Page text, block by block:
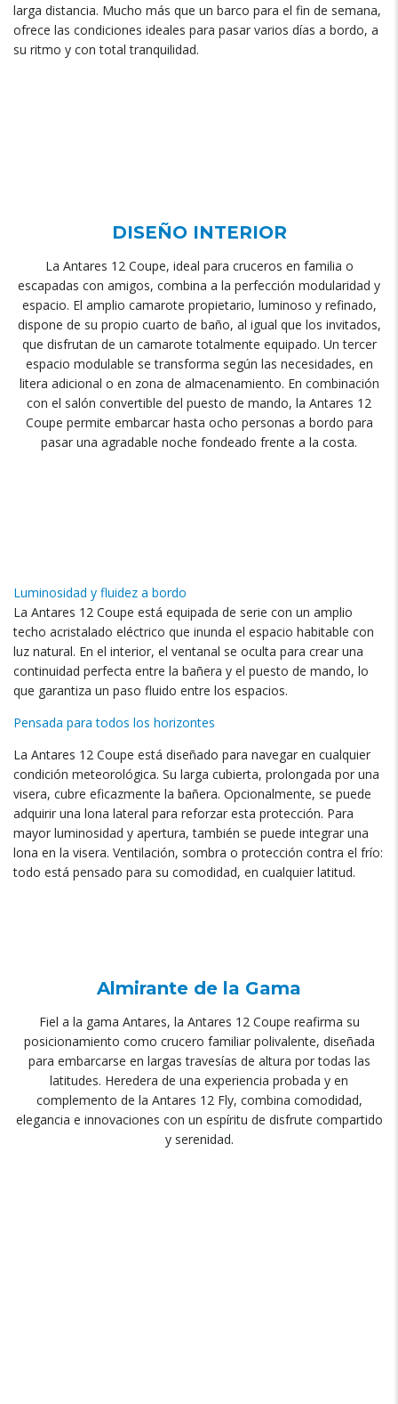
larga distancia. Mucho más que un barco para el fin de semana,
ofrece las condiciones ideales para pasar varios días a bordo, a
su ritmo y con total tranquilidad.
DISEÑO INTERIOR
La Antares 12 Coupe, ideal para cruceros en familia o
escapadas con amigos, combina a la perfección modularidad y
espacio. El amplio camarote propietario, luminoso y refinado,
dispone de su propio cuarto de baño, al igual que los invitados,
que disfrutan de un camarote totalmente equipado. Un tercer
espacio modulable se transforma según las necesidades, en
litera adicional o en zona de almacenamiento. En combinación
con el salón convertible del puesto de mando, la Antares 12
Coupe permite embarcar hasta ocho personas a bordo para
pasar una agradable noche fondeado frente a la costa.
Luminosidad y fluidez a bordo
La Antares 12 Coupe está equipada de serie con un amplio
techo acristalado eléctrico que inunda el espacio habitable con
luz natural. En el interior, el ventanal se oculta para crear una
continuidad perfecta entre la bañera y el puesto de mando, lo
que garantiza un paso fluido entre los espacios.
Pensada para todos los horizontes
La Antares 12 Coupe está diseñado para navegar en cualquier
condición meteorológica. Su larga cubierta, prolongada por una
visera, cubre eficazmente la bañera. Opcionalmente, se puede
adquirir una lona lateral para reforzar esta protección. Para
mayor luminosidad y apertura, también se puede integrar una
lona en la visera. Ventilación, sombra o protección contra el frío:
todo está pensado para su comodidad, en cualquier latitud.
Almirante de la Gama
Fiel a la gama Antares, la Antares 12 Coupe reafirma su
posicionamiento como crucero familiar polivalente, diseñada
para embarcarse en largas travesías de altura por todas las
latitudes. Heredera de una experiencia probada y en
complemento de la Antares 12 Fly, combina comodidad,
elegancia e innovaciones con un espíritu de disfrute compartido
y serenidad.